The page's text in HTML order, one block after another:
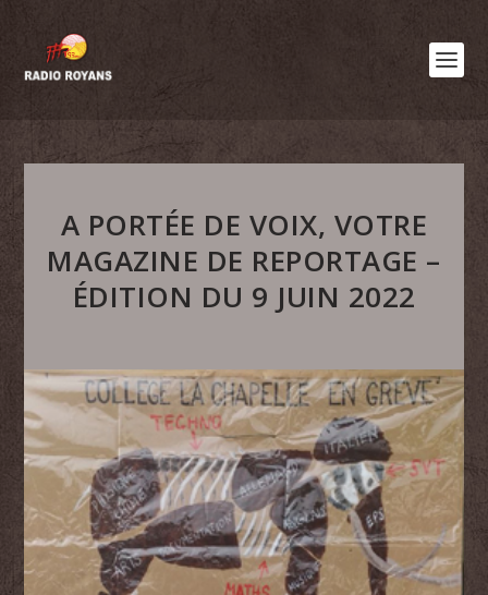
A PORTÉE DE VOIX, VOTRE
MAGAZINE DE REPORTAGE –
ÉDITION DU 9 JUIN 2022